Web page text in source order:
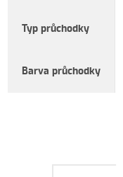
Typ průchodky
Barva průchodky